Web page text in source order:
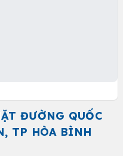
ĐƯỜNG QUỐC
TP HÒA BÌNH